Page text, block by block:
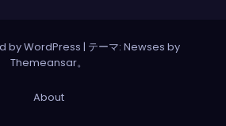
by WordPress | テーマ: Newses by
Themeansar。
About